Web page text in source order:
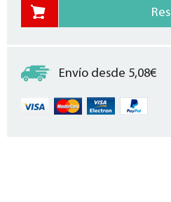
Envío desde 5,08€